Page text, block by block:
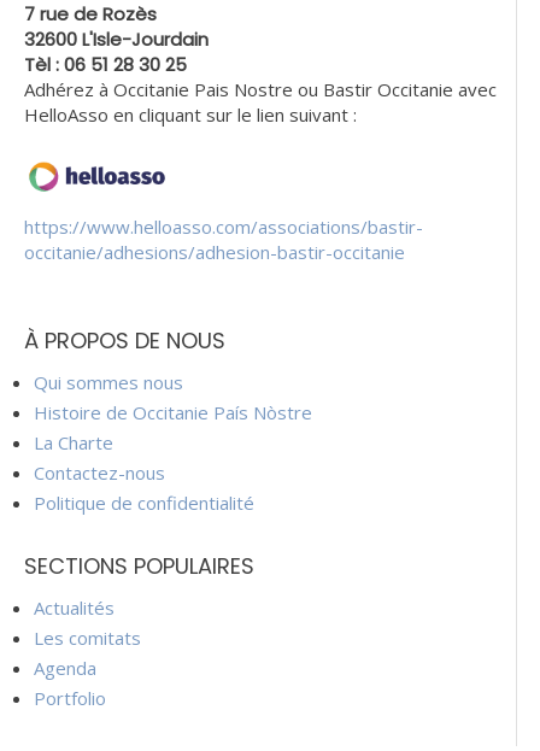
7 rue de Rozès
32600 L'Isle-Jourdain
Tèl : 06 51 28 30 25
Adhérez à Occitanie Pais Nostre ou Bastir Occitanie avec
HelloAsso en cliquant sur le lien suivant :
https://www.helloasso.com/associations/bastir-
occitanie/adhesions/adhesion-bastir-occitanie
À PROPOS DE NOUS
Qui sommes nous
Histoire de Occitanie País Nòstre
La Charte
Contactez-nous
Politique de confidentialité
SECTIONS POPULAIRES
Actualités
Les comitats
Agenda
Portfolio